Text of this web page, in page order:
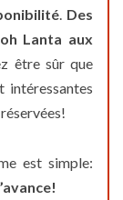
. Des
Lanta aux
être sûr que
intéressantes
est simple: